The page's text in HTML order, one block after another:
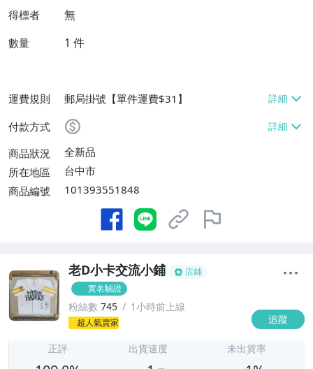
得標者 無
數量 1 件
運費規則
郵局掛號【單件運費$31】
付款方式
商品狀況
全新品
所在地區
台中市
商品編號
101393551848
老D小卡交流小鋪
店鋪
實名驗證
粉絲數 745 1小時前上線
超人氣賣家 追蹤
正評 出貨速度 未出貨率